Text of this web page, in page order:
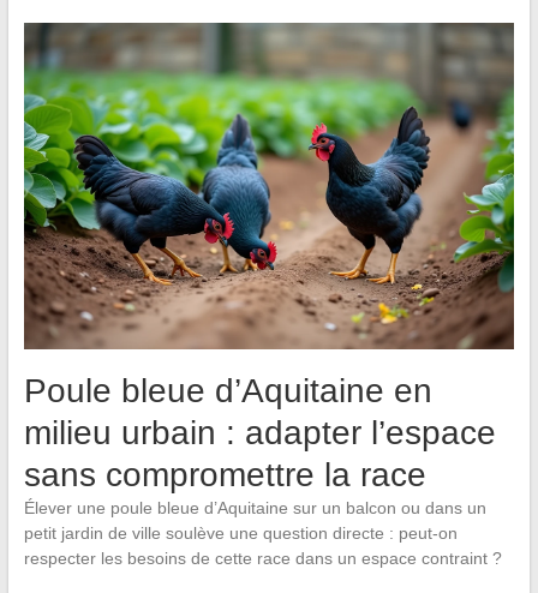
Poule bleue d’Aquitaine en
milieu urbain : adapter l’espace
sans compromettre la race
Élever une poule bleue d’Aquitaine sur un balcon ou dans un
petit jardin de ville soulève une question directe : peut-on
respecter les besoins de cette race dans un espace contraint ?